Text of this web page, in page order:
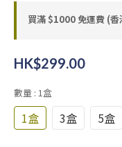
買滿 $1000 免運費 (
HK$299.00
數量 : 1盒
1盒 3盒 5盒